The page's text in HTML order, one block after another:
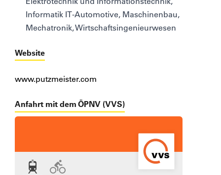
Informatik IT-Automotive, Maschinenbau,
Mechatronik, Wirtschaftsingenieurwesen
Website
www.putzmeister.com
Anfahrt mit dem ÖPNV (VVS)